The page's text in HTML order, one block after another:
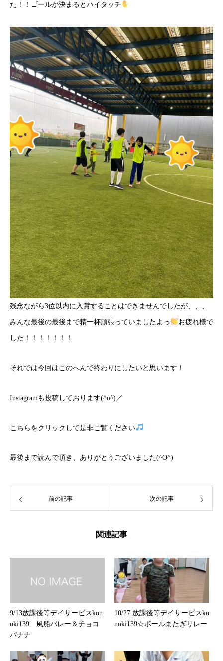
た！！ゴールが決まるとハイタッチ
残念ながら3位以内に入賞することはできませんでしたが、、、
みんな最後の最後まで精一杯頑張っていましたよっ お疲れ様で
した！！！！！！！
それでは今回はこのへんで終わりにしたいと思います！
Instagramも投稿しております(^o^)／
こちら をクリックして是非ご覧ください
最後まで読んで頂き、ありがとうございました(^O^)
前の記事 次の記事
関連記事
9/13放課後等デイサービスkon
oki139 風船バレー＆チョコ
バナナ
10/27 放課後等デイサービスko
noki139☆ボールまたぎリレー